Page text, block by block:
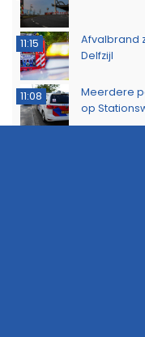
11:15
Afvalbrand
Delfzijl
11:08
Meerdere
op